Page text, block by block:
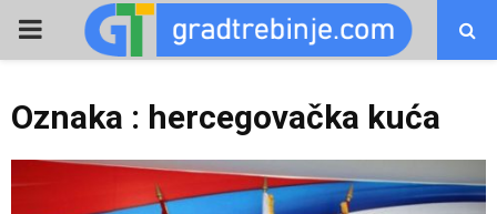
PRIMARY
Oznaka : hercegovačka kuća